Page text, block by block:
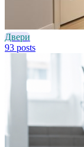
Двери
93 posts